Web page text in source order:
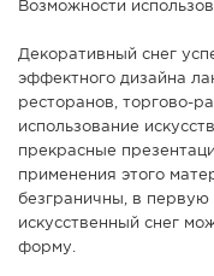
Возможности
Декоративный снег
эффектного дизайна
ресторанов, торгово-
использование
прекрасные
применения этого
безграничны, в первую
искусственный снег
форму.